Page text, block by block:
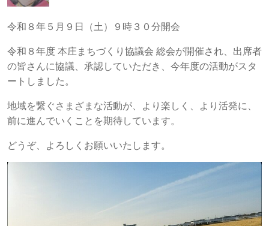
令和８年５月９日（土）９時３０分開会
令和８年度 本庄まちづくり協議会 総会が開催され、出席者
の皆さんに協議、承認していただき、今年度の活動がスタ
ートしました。
地域を繋ぐさまざまな活動が、より楽しく、より活発に、
前に進んでいくことを期待しています。
どうぞ、よろしくお願いいたします。